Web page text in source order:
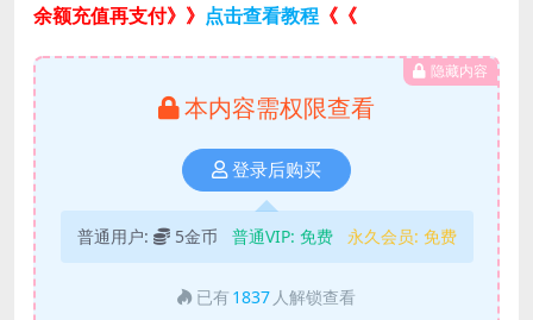
余额充值再支付》》 点击查看教程 《《
隐藏内容
本内容需权限查看
登录后购买
普通用户: 5金币 普通VIP: 免费 永久会员: 免费
已有 1837 人解锁查看